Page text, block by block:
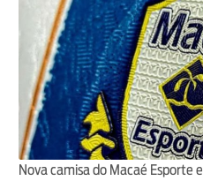
Nova camisa do Macaé Esporte